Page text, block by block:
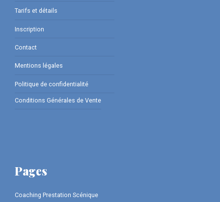
Tarifs et détails
Inscription
Contact
Mentions légales
Politique de confidentialité
Conditions Générales de Vente
Pages
Coaching Prestation Scénique